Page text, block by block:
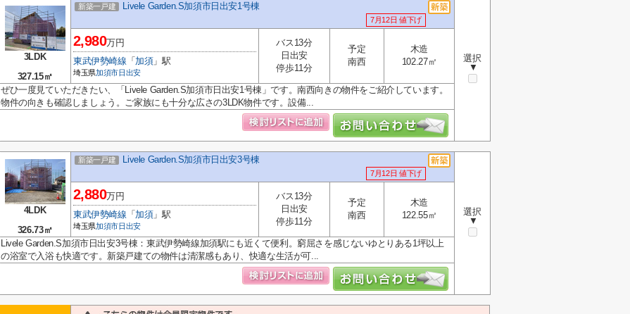
3LDK
327.15㎡
新築一戸建 Livele Garden.S加須市日出安1号棟
7月12日 値下げ
選択
▼
2,980万円
東武伊勢崎線 「 加須」駅
埼玉県加須市日出安
バス13分
日出安
停歩11分
予定
南西
木造
102.27㎡
ぜひ一度見ていただきたい、「Livele Garden.S加須市日出安1号棟」です。南西向きの物件をご紹介しています。
物件の向きも確認しましょう。ご家族にも十分な広さの3LDK物件です。設備...
4LDK
326.73㎡
新築一戸建 Livele Garden.S加須市日出安3号棟
7月12日 値下げ
選択
▼
2,880万円
東武伊勢崎線 「 加須」駅
埼玉県加須市日出安
バス13分
日出安
停歩11分
予定
南西
木造
122.55㎡
Livele Garden.S加須市日出安3号棟：東武伊勢崎線加須駅にも近くて便利。窮屈さを感じないゆとりある1坪以上
の浴室で入浴も快適です。新築戸建ての物件は清潔感もあり、快適な生活が可...